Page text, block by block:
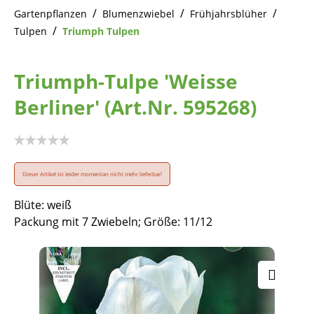
Gartenpflanzen / Blumenzwiebel / Frühjahrsblüher /
Tulpen / Triumph Tulpen
Triumph-Tulpe 'Weisse
Berliner' (Art.Nr. 595268)
Dieser Artikel ist leider momentan nicht mehr lieferbar!
Blüte: weiß
Packung mit 7 Zwiebeln; Größe: 11/12